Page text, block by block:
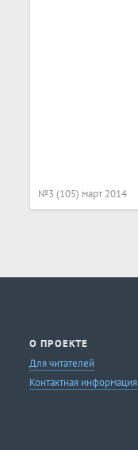
№3 (105) март 2014
О ПРОЕКТЕ
Для читателей
Контактная информация